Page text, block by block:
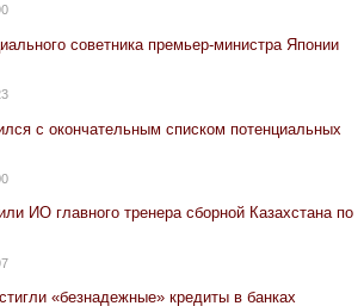
советника премьер-министра Японии
с окончательным списком потенциальных
ИО главного тренера сборной Казахстана по
«безнадежные» кредиты в банках